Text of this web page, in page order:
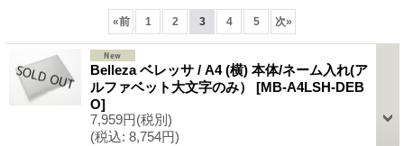
«前 1 2 3 4 5 次»
Belleza ベレッサ / A4 (横) 本体/ネーム入れ(ア
ルファベット大文字のみ） [MB-A4LSH-DEB
O]
7,959円(税別)
(税込: 8,754円)